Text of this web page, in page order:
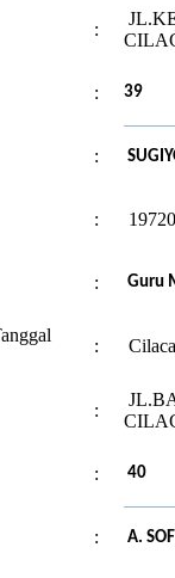
:
: 39
:
:
: Guru
:
:
: 40
: A.